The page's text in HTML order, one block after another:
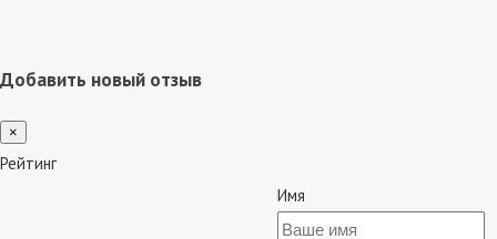
Добавить новый отзыв
×
Рейтинг
Имя